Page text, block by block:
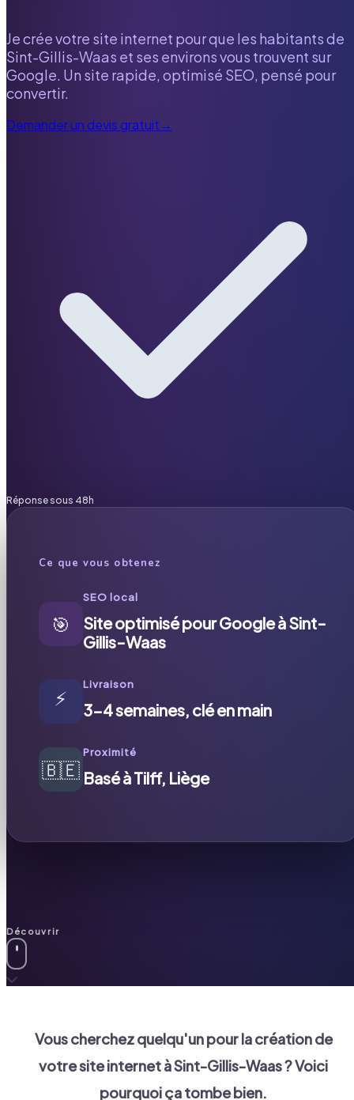
Je crée votre site internet pour que les habitants de
Sint-Gillis-Waas et ses environs vous trouvent sur
Google. Un site rapide, optimisé SEO, pensé pour
convertir.
Demander un devis gratuit→
Réponse sous 48h
Ce que vous obtenez
🎯
SEO local
Site optimisé pour Google à Sint-
Gillis-Waas
⚡
Livraison
3-4 semaines, clé en main
🇧🇪
Proximité
Basé à Tilff, Liège
Découvrir
Vous cherchez quelqu'un pour la création de
votre site internet àSint-Gillis-Waas? Voici
pourquoi ça tombe bien.